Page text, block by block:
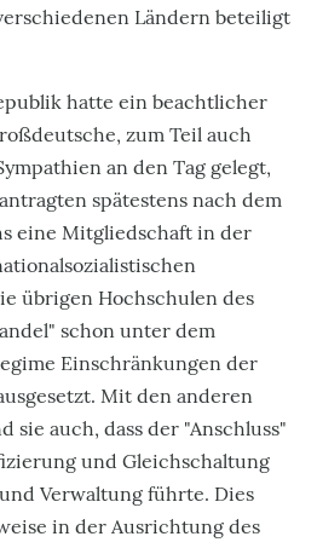
Ländern beteiligt
hatte ein beachtlicher
zum Teil auch
an den Tag gelegt,
spätestens nach dem
eine Mitgliedschaft in der
übrigen Hochschulen des
schon unter dem
Einschränkungen der
Mit den anderen
sie auch, dass der "Anschluss"
und Gleichschaltung
Verwaltung führte. Dies
in der Ausrichtung des